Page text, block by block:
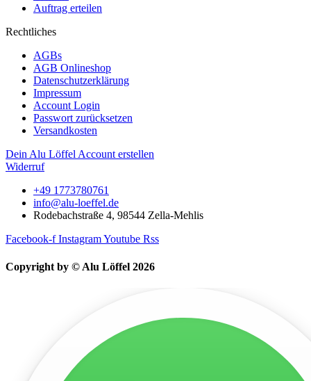
Auftrag erteilen
Rechtliches
AGBs
AGB Onlineshop
Datenschutzerklärung
Impressum
Account Login
Passwort zurücksetzen
Versandkosten
Dein Alu Löffel Account erstellen
Widerruf
+49 1773780761
info@alu-loeffel.de
Rodebachstraße 4, 98544 Zella-Mehlis
Facebook-f InstagramYoutube Rss
Copyright by © Alu Löffel 2026